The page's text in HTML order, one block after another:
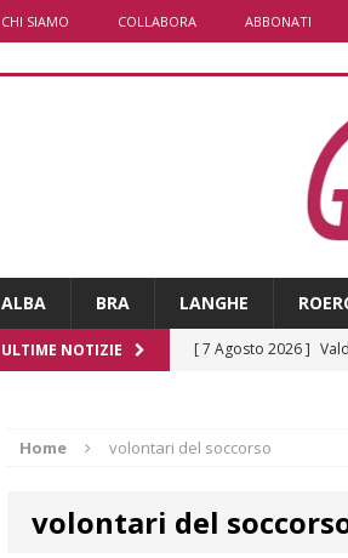
CHI SIAMO COLLABORA ABBONATI
ALBA BRA LANGHE
ULTIME NOTIZIE [ 7 Agosto 2026 ]
[ 7 Agosto 2026 ]
Home volontari del soccorso
volontari del